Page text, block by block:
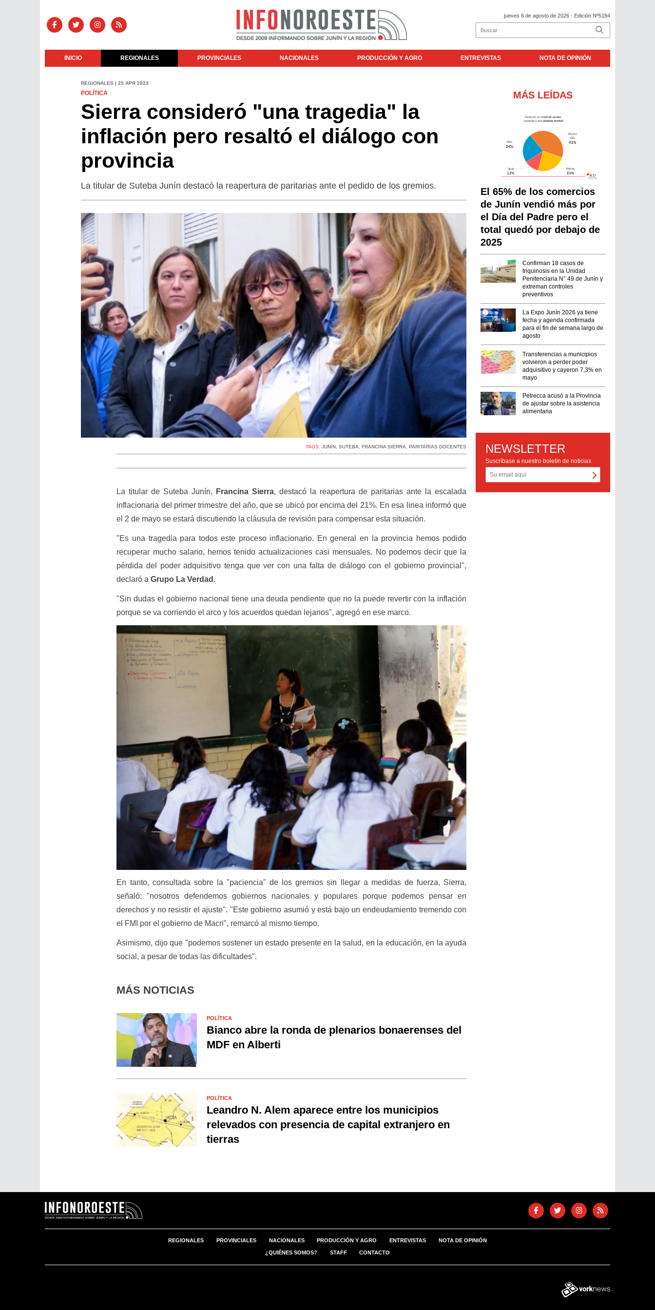
jueves 6 de agosto de 2026 - Edición Nº5184
INICIO REGIONALES PROVINCIALES NACIONALES PRODUCCIÓN Y AGRO ENTREVISTAS NOTA DE OPINIÓN
REGIONALES | 25 APR 2023
POLÍTICA
Sierra consideró "una tragedia" la
inflación pero resaltó el diálogo con
provincia
La titular de Suteba Junín destacó la reapertura de paritarias ante el pedido de los gremios.
TAGS:JUNíN ,SUTEBA ,FRANCINA SIERRA ,PARITARIAS DOCENTES
La titular de Suteba Junín, Francina Sierra, destacó la reapertura de paritarias ante la escalada
inflacionaria del primer trimestre del año, que se ubicó por encima del 21%. En esa linea informó que
el 2 de mayo se estará discutiendo la cláusula de revisión para compensar esta situación.
"Es una tragedia para todos este proceso inflacionario. En general en la provincia hemos podido
recuperar mucho salario, hemos tenido actualizaciones casi mensuales. No podemos decir que la
pérdida del poder adquisitivo tenga que ver con una falta de diálogo con el gobierno provincial",
declaró aGrupo La Verdad.
"Sin dudas el gobierno nacional tiene una deuda pendiente que no la puede revertir con la inflación
porque se va corriendo el arco y los acuerdos quedan lejanos", agregó en ese marco.
En tanto, consultada sobre la "paciencia" de los gremios sin llegar a medidas de fuerza, Sierra,
señaló: "nosotros defendemos gobiernos nacionales y populares porque podemos pensar en
derechos y no resistir el ajuste". "Este gobierno asumió y está bajo un endeudamiento tremendo con
el FMI por el gobierno de Macri", remarcó al mismo tiempo.
Asimismo, dijo que "podemos sostener un estado presente en la salud, en la educación, en la ayuda
social, a pesar de todas las dificultades".
MÁS NOTICIAS
POLÍTICA
Bianco abre la ronda de plenarios bonaerenses del
MDF en Alberti
POLÍTICA
Leandro N. Alem aparece entre los municipios
relevados con presencia de capital extranjero en
tierras
MÁS LEÍDAS
El 65% de los comercios
de Junín vendió más por
el Día del Padre pero el
total quedó por debajo de
2025
Confirman 18 casos de
triquinosis en la Unidad
Penitenciaria N° 49 de Junín y
extreman controles
preventivos
La Expo Junín 2026 ya tiene
fecha y agenda confirmada
para el fin de semana largo de
agosto
Transferencias a municipios
volvieron a perder poder
adquisitivo y cayeron 7,3% en
mayo
Petrecca acusó a la Provincia
de ajustar sobre la asistencia
alimentaria
NEWSLETTER
Suscríbase a nuestro boletín de noticias
REGIONALES PROVINCIALES NACIONALES PRODUCCIÓN Y AGRO ENTREVISTAS NOTA DE OPINIÓN
¿QUIÉNES SOMOS? STAFF CONTACTO